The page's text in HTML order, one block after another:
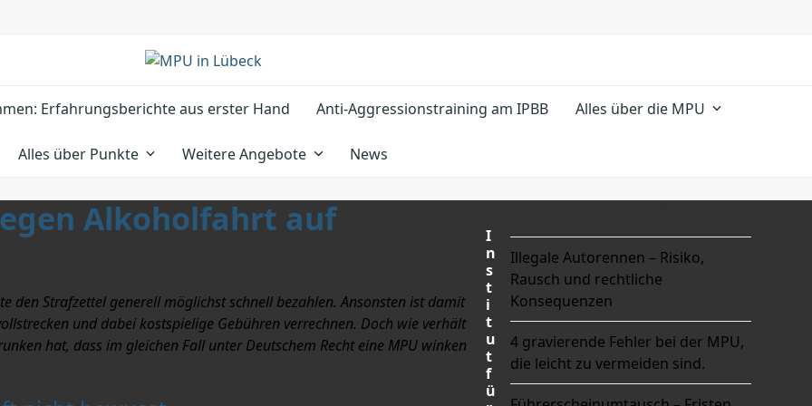
Erfahrungsberichte aus erster Hand Anti-Aggressionstraining am IPBB Alles über die MPU
Alles über Punkte Weitere Angebote News
Alkoholfahrt auf
den Strafzettel generell möglichst schnell bezahlen. Ansonsten ist damit
und dabei kostspielige Gebühren verrechnen. Doch wie verhält
hat, dass im gleichen Fall unter Deutschem Recht eine MPU winken
Illegale Autorennen – Risiko,
Rausch und rechtliche
Konsequenzen
4 gravierende Fehler bei der MPU,
die leicht zu vermeiden sind.
I
n
s
t
i
t
u
t
f
ü